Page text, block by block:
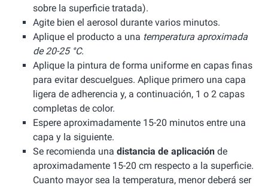
sobre la superficie tratada).
Agite bien el aerosol durante varios minutos.
Aplique el producto a una temperatura aproximada
de 20-25 °C.
Aplique la pintura de forma uniforme en capas finas
para evitar descuelgues. Aplique primero una capa
ligera de adherencia y, a continuación, 1 o 2 capas
completas de color.
Espere aproximadamente 15-20 minutos entre una
capa y la siguiente.
Se recomienda una distancia de aplicación de
aproximadamente 15-20 cm respecto a la superficie.
Cuanto mayor sea la temperatura, menor deberá ser